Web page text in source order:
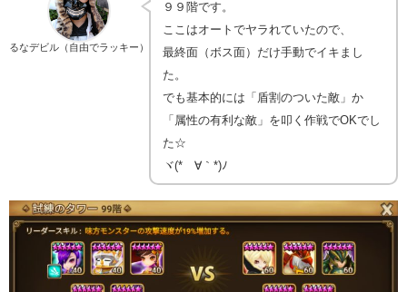
るなデビル（自由でラッキー）
９９階です。
ここはオートでヤラれていたので、
最終面（ボス面）だけ手動でイキまし
た。
でも基本的には「盾割のついた敵」か
「属性の有利な敵」を叩く作戦でOKでし
た☆
ヾ(*´∀｀*)ﾉ